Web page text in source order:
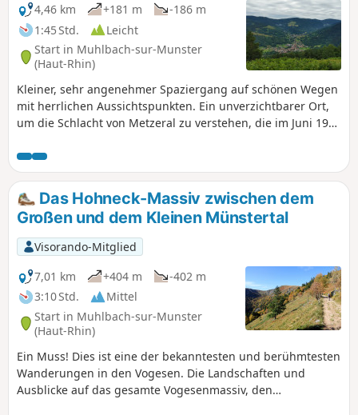
4,46 km
+181 m
-186 m
1:45 Std.
Leicht
Start in Muhlbach-sur-Munster
(Haut-Rhin)
Kleiner, sehr angenehmer Spaziergang auf schönen Wegen
mit herrlichen Aussichtspunkten. Ein unverzichtbarer Ort,
um die Schlacht von Metzeral zu verstehen, die im Juni 1915
Das Hohneck-Massiv zwischen dem
Großen und dem Kleinen Münstertal
Visorando-Mitglied
7,01 km
+404 m
-402 m
3:10 Std.
Mittel
Start in Muhlbach-sur-Munster
(Haut-Rhin)
Ein Muss! Dies ist eine der bekanntesten und berühmtesten
Wanderungen in den Vogesen. Die Landschaften und
Ausblicke auf das gesamte Vogesenmassiv, den